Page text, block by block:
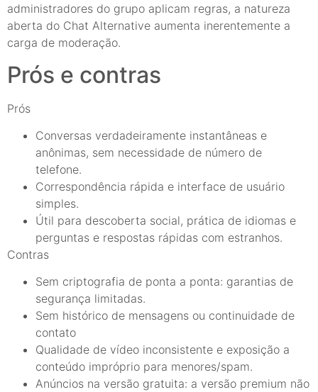
administradores do grupo aplicam regras, a natureza
aberta do Chat Alternative aumenta inerentemente a
carga de moderação.
Prós e contras
Prós
Conversas verdadeiramente instantâneas e
anônimas, sem necessidade de número de
telefone.
Correspondência rápida e interface de usuário
simples.
Útil para descoberta social, prática de idiomas e
perguntas e respostas rápidas com estranhos.
Contras
Sem criptografia de ponta a ponta: garantias de
segurança limitadas.
Sem histórico de mensagens ou continuidade de
contato
Qualidade de vídeo inconsistente e exposição a
conteúdo impróprio para menores/spam.
Anúncios na versão gratuita: a versão premium não